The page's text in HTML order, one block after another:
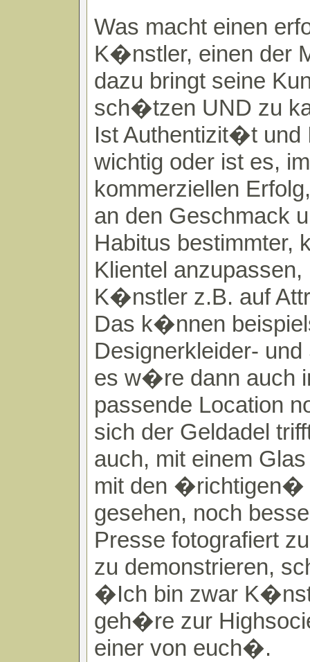
Was macht einen
K�nstler, einen der
dazu bringt seine
sch�tzen UND zu
Ist Authentizit�t
wichtig oder ist es,
kommerziellen
an den Geschmack
Habitus bestimmter,
Klientel anzupassen,
K�nstler z.B. auf
Das k�nnen
Designerkleider-
es w�re dann auch
passende Location
sich der Geldadel
auch, mit einem
mit den �richtigen�
gesehen, noch
Presse fotografiert
zu demonstrieren,
�Ich bin zwar
geh�re zur
einer von euch�.